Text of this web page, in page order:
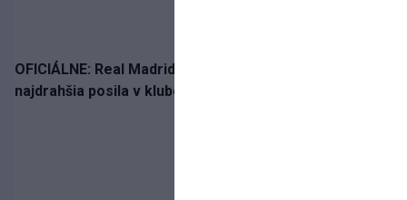
OFICIÁLNE: Real Madrid rozbil bank. Z Lipska prichádza
najdrahšia posila v klubovej histórii